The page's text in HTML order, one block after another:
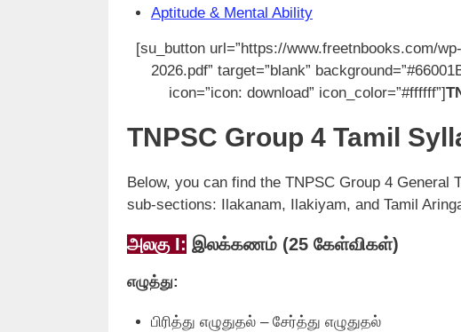
Aptitude & Mental Ability
[su_button url=”https://www.freetnbooks.com/
2026.pdf” target=”blank”
icon=”icon: download” icon_color=”#ffffff”]
TNPSC Group 4 Tamil
Below, you can find the TNPSC Group 4
sub-sections: Ilakanam, Ilakiyam, and Tamil
அலகு I: இலக்கணம்‌ (25 கேள்விகள்‌)
எழுத்து:
பிரித்து எழுதுதல்‌ – சேர்த்து எழுதுதல்‌